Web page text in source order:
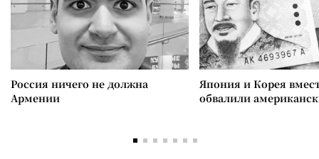
Россия ничего не должна
Армении
Япония и Корея
обвалили